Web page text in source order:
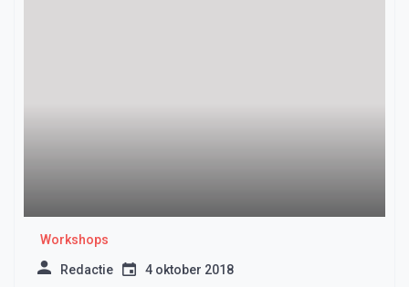
Workshops
Redactie 4 oktober 2018